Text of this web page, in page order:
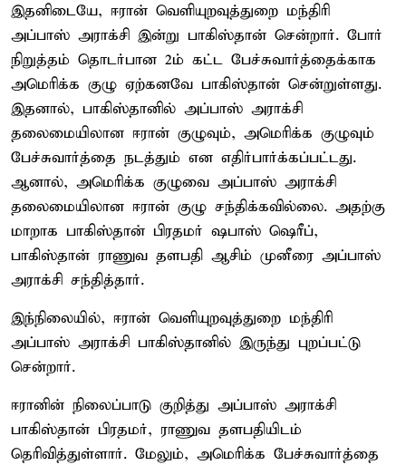
இதனிடையே, ஈரான் வெளியுறவுத்துறை மந்திரி
அப்பாஸ் அராக்சி இன்று பாகிஸ்தான் சென்றார். போர்
நிறுத்தம் தொடர்பான 2ம் கட்ட பேச்சுவார்த்தைக்காக
அமெரிக்க குழு ஏற்கனவே பாகிஸ்தான் சென்றுள்ளது.
இதனால், பாகிஸ்தானில் அப்பாஸ் அராக்சி
தலைமையிலான ஈரான் குழுவும், அமெரிக்க குழுவும்
பேச்சுவார்த்தை நடத்தும் என எதிர்பார்க்கப்பட்டது.
ஆனால், அமெரிக்க குழுவை அப்பாஸ் அராக்சி
தலைமையிலான ஈரான் குழு சந்திக்கவில்லை. அதற்கு
மாறாக பாகிஸ்தான் பிரதமர் ஷபாஸ் ஷெரீப்,
பாகிஸ்தான் ராணுவ தளபதி ஆசிம் முனீரை அப்பாஸ்
அராக்சி சந்தித்தார்.
இந்நிலையில், ஈரான் வெளியுறவுத்துறை மந்திரி
அப்பாஸ் அராக்சி பாகிஸ்தானில் இருந்து புறப்பட்டு
சென்றார்.
ஈரானின் நிலைப்பாடு குறித்து அப்பாஸ் அராக்சி
பாகிஸ்தான் பிரதமர், ராணுவ தளபதியிடம்
தெரிவித்துள்ளார். மேலும், அமெரிக்க பேச்சுவார்த்தை